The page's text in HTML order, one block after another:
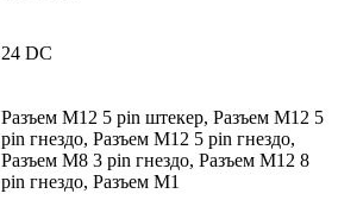
24 DC
Разъем M12 5 pin штекер, Разъем M12 5
pin гнездо, Разъем M12 5 pin гнездо,
Разъем M8 3 pin гнездо, Разъем M12 8
pin гнездо, Разъем M1